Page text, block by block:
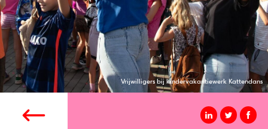
Vrijwilligers bij kindervakantiewerk Kattendans